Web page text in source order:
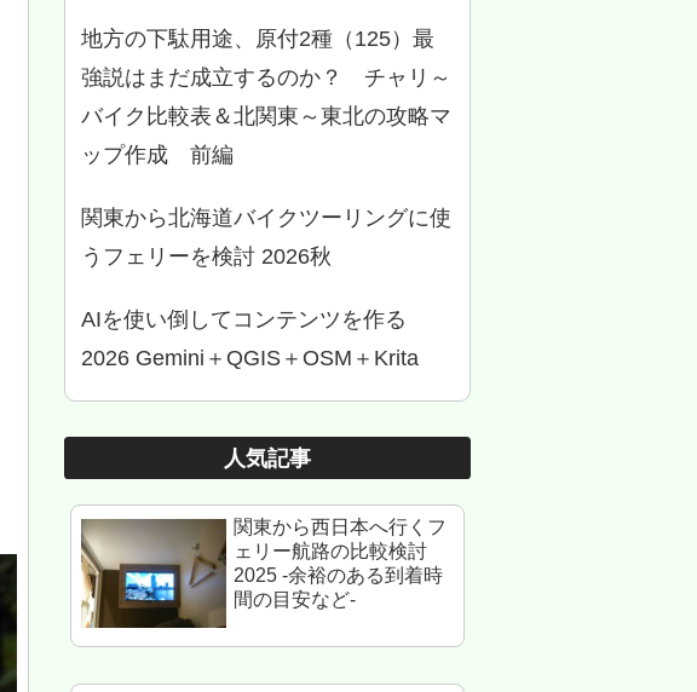
地方の下駄用途、原付2種（125）最
強説はまだ成立するのか？ チャリ～
バイク比較表＆北関東～東北の攻略マ
ップ作成 前編
関東から北海道バイクツーリングに使
うフェリーを検討 2026秋
AIを使い倒してコンテンツを作る
2026 Gemini＋QGIS＋OSM＋Krita
人気記事
関東から西日本へ行くフ
ェリー航路の比較検討
2025 -余裕のある到着時
間の目安など-